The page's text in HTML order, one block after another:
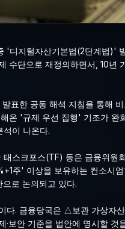
'디지털자산기본법(2단계법)'
수단으로 재정의하면서, 10년
표한 공동 해석 지침을 통해
온 '규제 우선 집행' 기조가 완
이 나온다.
스크포스(TF) 등은 금융위원
주' 이상을 보유하는 컨소시
로 논의되고 있다.
다. 금융당국은 △보관 가상자
안 기준을 법안에 명시할 것